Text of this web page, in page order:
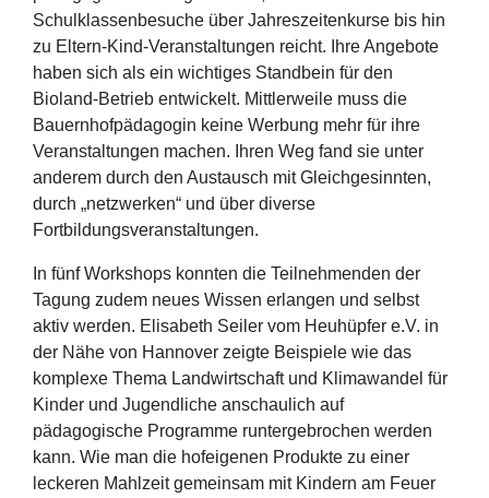
Schulklassenbesuche über Jahreszeitenkurse bis hin
zu Eltern-Kind-Veranstaltungen reicht. Ihre Angebote
haben sich als ein wichtiges Standbein für den
Bioland-Betrieb entwickelt. Mittlerweile muss die
Bauernhofpädagogin keine Werbung mehr für ihre
Veranstaltungen machen. Ihren Weg fand sie unter
anderem durch den Austausch mit Gleichgesinnten,
durch „netzwerken“ und über diverse
Fortbildungsveranstaltungen.
In fünf Workshops konnten die Teilnehmenden der
Tagung zudem neues Wissen erlangen und selbst
aktiv werden. Elisabeth Seiler vom Heuhüpfer e.V. in
der Nähe von Hannover zeigte Beispiele wie das
komplexe Thema Landwirtschaft und Klimawandel für
Kinder und Jugendliche anschaulich auf
pädagogische Programme runtergebrochen werden
kann. Wie man die hofeigenen Produkte zu einer
leckeren Mahlzeit gemeinsam mit Kindern am Feuer